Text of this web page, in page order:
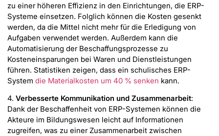
zu einer höheren Effizienz in den Einrichtungen, die ERP-
Systeme einsetzen. Folglich können die Kosten gesenkt
werden, da die Mittel nicht mehr für die Erledigung von
Aufgaben verwendet werden. Außerdem kann die
Automatisierung der Beschaffungsprozesse zu
Kosteneinsparungen bei Waren und Dienstleistungen
führen. Statistiken zeigen, dass ein schulisches ERP-
System die Materialkosten um 40 % senken kann.
4. Verbesserte Kommunikation und Zusammenarbeit:
Dank der Beschaffenheit von ERP-Systemen können die
Akteure im Bildungswesen leicht auf Informationen
zugreifen, was zu einer Zusammenarbeit zwischen